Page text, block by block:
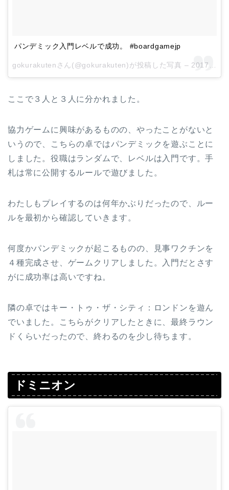
パンデミック入門レベルで成功。 #boardgamejp
gokurakutenさん(@gokurakuten)が投稿した写真 – 2017 1月 28 6:08午前 PST
ここで３人と３人に分かれました。
協力ゲームに興味があるものの、やったことがないと
いうので、こちらの卓ではパンデミックを遊ぶことに
しました。役職はランダムで、レベルは入門です。手
札は常に公開するルールで遊びました。
わたしもプレイするのは何年かぶりだったので、ルー
ルを最初から確認していきます。
何度かパンデミックが起こるものの、見事ワクチンを
４種完成させ、ゲームクリアしました。入門だとさす
がに成功率は高いですね。
隣の卓ではキー・トゥ・ザ・シティ：ロンドンを遊ん
でいました。こちらがクリアしたときに、最終ラウン
ドくらいだったので、終わるのを少し待ちます。
ドミニオン